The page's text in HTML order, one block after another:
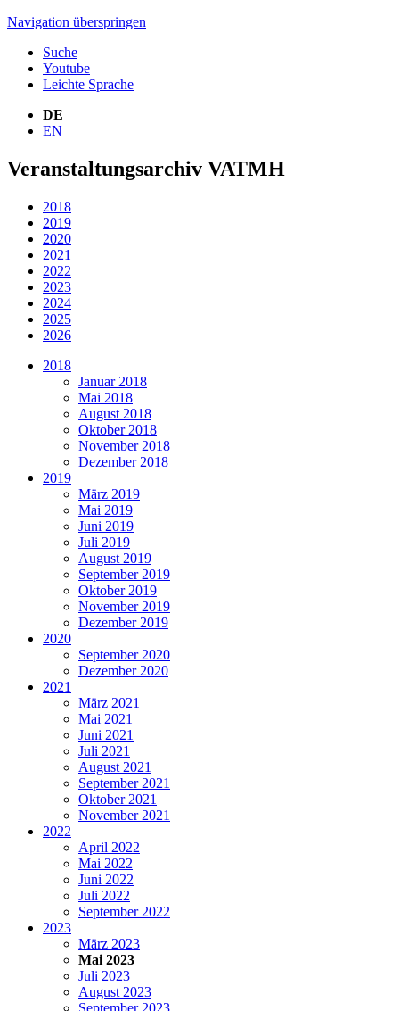
Navigation überspringen
Suche
Youtube
Leichte Sprache
DE
EN
Veranstaltungsarchiv VATMH
2018
2019
2020
2021
2022
2023
2024
2025
2026
2018
Januar 2018
Mai 2018
August 2018
Oktober 2018
November 2018
Dezember 2018
2019
März 2019
Mai 2019
Juni 2019
Juli 2019
August 2019
September 2019
Oktober 2019
November 2019
Dezember 2019
2020
September 2020
Dezember 2020
2021
März 2021
Mai 2021
Juni 2021
Juli 2021
August 2021
September 2021
Oktober 2021
November 2021
2022
April 2022
Mai 2022
Juni 2022
Juli 2022
September 2022
2023
März 2023
Mai 2023
Juli 2023
August 2023
September 2023